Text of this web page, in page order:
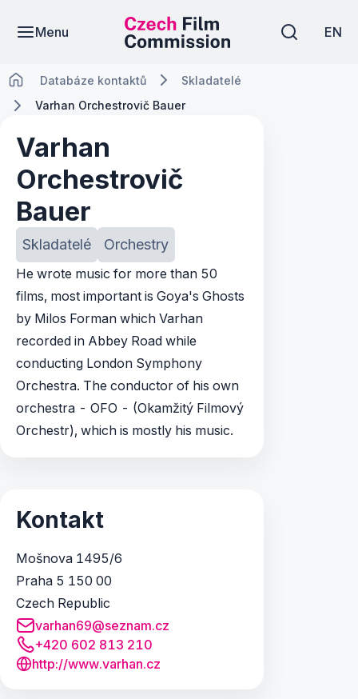
Menu EN
Databáze kontaktů
Skladatelé
Varhan Orchestrovič Bauer
Varhan
Orchestrovič
Bauer
Skladatelé Orchestry
He wrote music for more than 50
films, most important is Goya's Ghosts
by Milos Forman which Varhan
recorded in Abbey Road while
conducting London Symphony
Orchestra. The conductor of his own
orchestra - OFO - (Okamžitý Filmový
Orchestr), which is mostly his music.
Kontakt
Mošnova 1495/6
Praha 5 150 00
Czech Republic
varhan69@seznam.cz
+420 602 813 210
http://www.varhan.cz